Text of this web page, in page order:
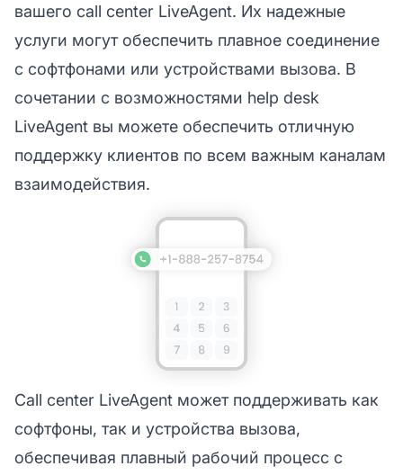
вашего call center LiveAgent. Их надежные
услуги могут обеспечить плавное соединение
с софтфонами или устройствами вызова. В
сочетании с возможностями help desk
LiveAgent вы можете обеспечить отличную
поддержку клиентов по всем важным каналам
взаимодействия.
Call center LiveAgent может поддерживать как
софтфоны, так и устройства вызова,
обеспечивая плавный рабочий процесс с